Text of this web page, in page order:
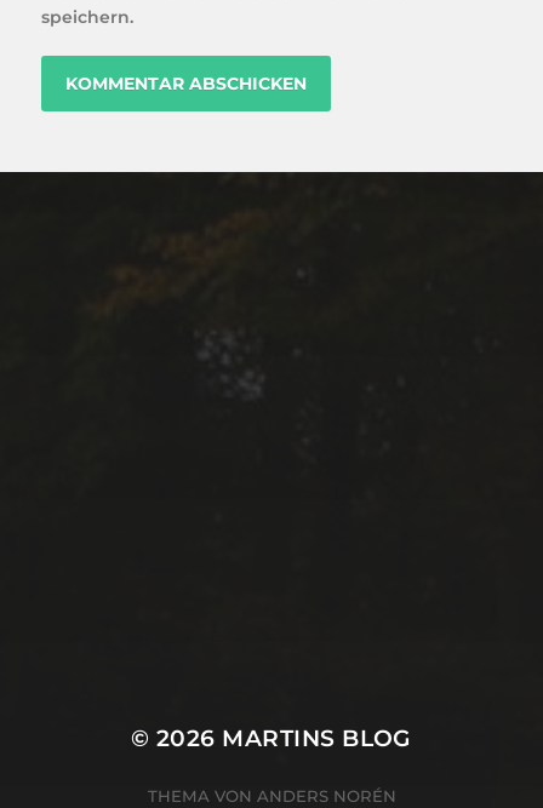
speichern.
© 2026 MARTINS BLOG
THEMA VON ANDERS NORÉN